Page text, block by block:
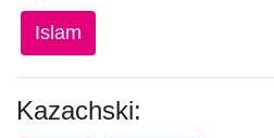
Islam
Kazachski: